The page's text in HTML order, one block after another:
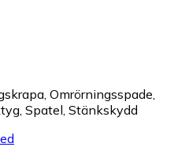
Omrörningsspade
Spatel Stänkskydd